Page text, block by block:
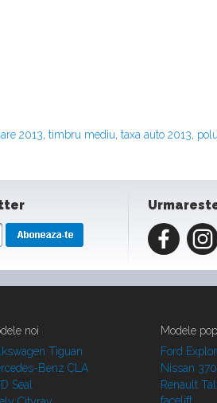
2013, timbru mediu, taxa auto 2013,
noi
Tiguan
Benz CLA
Seal
Modele
Ford
Nissan
Renault
facelift